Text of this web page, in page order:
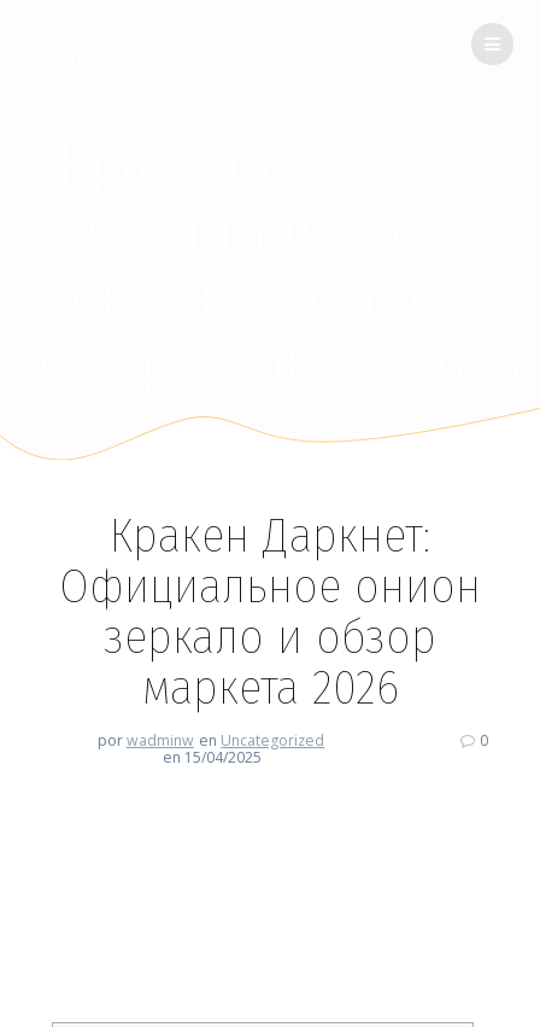
Кракен Даркнет:
Официальное онион
зеркало и обзор
маркета 2026
porwadminw en Uncategorized
en 15/04/2025
0